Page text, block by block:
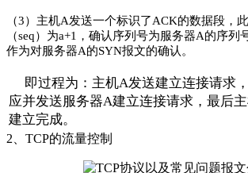
（3）主机A发送一个标识了ACK的数据段，
（seq）为a+1，确认序列号为服务器A的序列
作为对服务器A的SYN报文的确认。
即过程为：主机A发送建立连接请求
应并发送服务器A建立连接请求，最后
建立完成。
2、TCP的流量控制